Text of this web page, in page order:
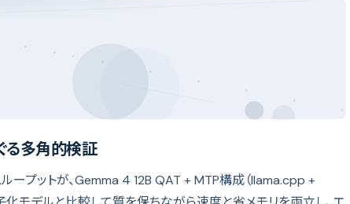
る多角的検証
ープットが、Gemma 4 12B QAT + MTP構成（llama.cpp +